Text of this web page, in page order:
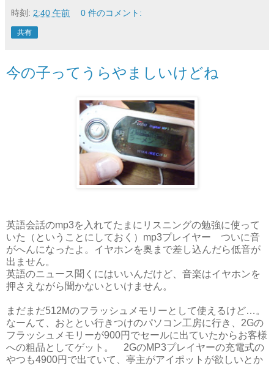
時刻: 2:40 午前 0 件のコメント:
共有
今の子ってうらやましいけどね
英語会話のmp3を入れてたまにリスニングの勉強に使って
いた（ということにしておく）mp3プレイヤー ついに音
がへんになったよ。イヤホンを奥まで差し込んだら低音が
出ません。
英語のニュース聞くにはいいんだけど、音楽はイヤホンを
押さえながら聞かないといけません。
まだまだ512Mのフラッシュメモリーとして使えるけど…。
なーんて、おととい行きつけのパソコン工房に行き、2Gの
フラッシュメモリーが900円でセールに出ていたからお客様
への粗品としてゲット。 2GのMP3プレイヤーの充電式の
やつも4900円で出ていて、亭主がアイポットが欲しいとか